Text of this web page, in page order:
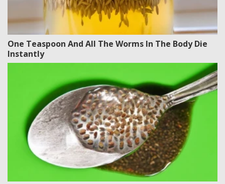
One Teaspoon And All The Worms In The Body Die
Instantly